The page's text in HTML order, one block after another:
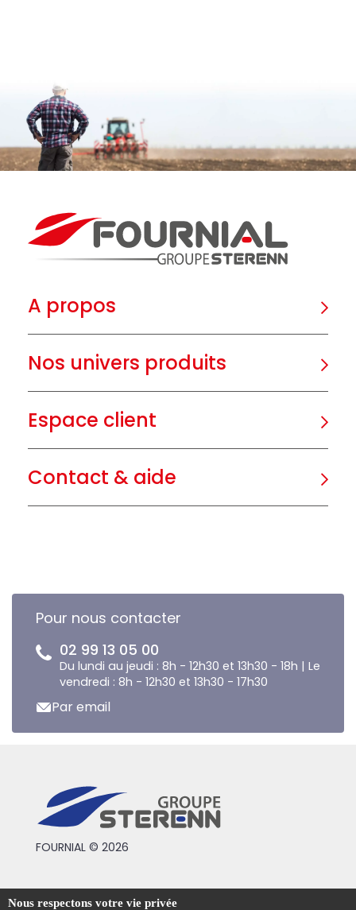
A propos
Nos univers produits
Espace client
Contact & aide
Pour nous contacter
02 99 13 05 00
Du lundi au jeudi : 8h - 12h30 et 13h30 - 18h | Le
vendredi : 8h - 12h30 et 13h30 - 17h30
Par email
FOURNIAL © 2026
Conditions générales de vente
Nous respectons votre vie privée